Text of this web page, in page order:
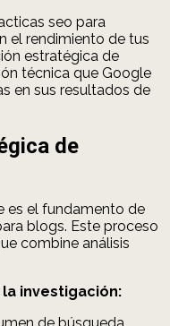
seo para
el rendimiento de tus
estratégica de
técnica que Google
en sus resultados de
de
es el fundamento de
blogs. Este proceso
combine análisis
investigación: